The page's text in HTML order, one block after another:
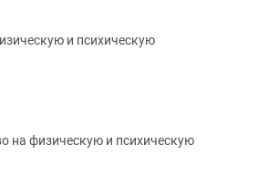
и психическую
на физическую и психическую